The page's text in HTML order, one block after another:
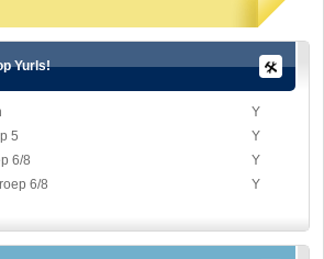
Yurls!
Y
5
Y
6/8
Y
6/8
Y